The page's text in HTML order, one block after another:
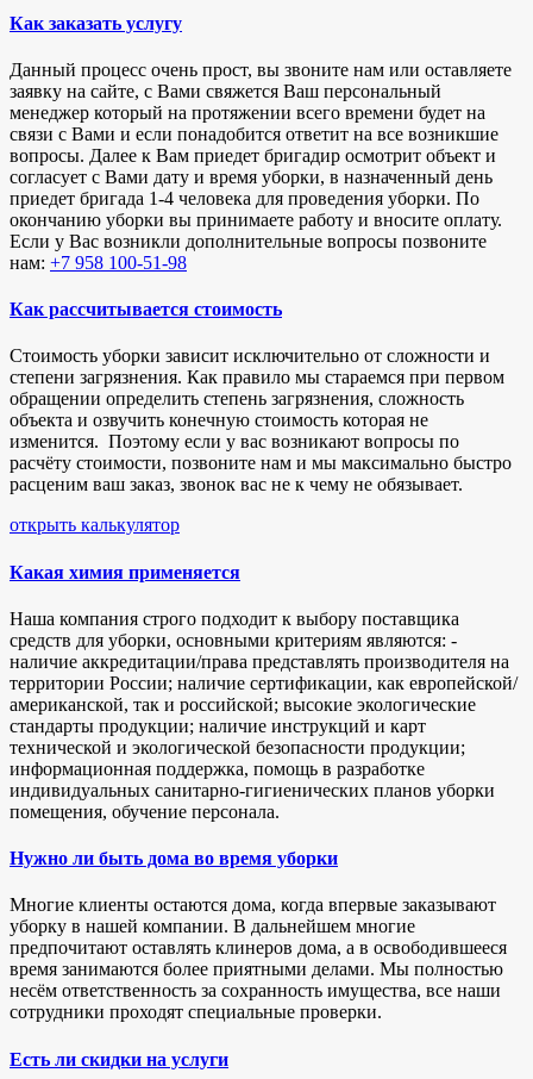
Как заказать услугу
Данный процесс очень прост, вы звоните нам или оставляете
заявку на сайте, с Вами свяжется Ваш персональный
менеджер который на протяжении всего времени будет на
связи с Вами и если понадобится ответит на все возникшие
вопросы. Далее к Вам приедет бригадир осмотрит объект и
согласует с Вами дату и время уборки, в назначенный день
приедет бригада 1-4 человека для проведения уборки. По
окончанию уборки вы принимаете работу и вносите оплату.
Если у Вас возникли дополнительные вопросы позвоните
нам: +7 958 100-51-98
Как рассчитывается стоимость
Стоимость уборки зависит исключительно от сложности и
степени загрязнения. Как правило мы стараемся при первом
обращении определить степень загрязнения, сложность
объекта и озвучить конечную стоимость которая не
изменится. Поэтому если у вас возникают вопросы по
расчёту стоимости, позвоните нам и мы максимально быстро
расценим ваш заказ, звонок вас не к чему не обязывает.
открыть калькулятор
Какая химия применяется
Наша компания строго подходит к выбору поставщика
средств для уборки, основными критериям являются: -
наличие аккредитации/права представлять производителя на
территории России; наличие сертификации, как европейской/
американской, так и российской; высокие экологические
стандарты продукции; наличие инструкций и карт
технической и экологической безопасности продукции;
информационная поддержка, помощь в разработке
индивидуальных санитарно-гигиенических планов уборки
помещения, обучение персонала.
Нужно ли быть дома во время уборки
Многие клиенты остаются дома, когда впервые заказывают
уборку в нашей компании. В дальнейшем многие
предпочитают оставлять клинеров дома, а в освободившееся
время занимаются более приятными делами. Мы полностью
несём ответственность за сохранность имущества, все наши
сотрудники проходят специальные проверки.
Есть ли скидки на услуги